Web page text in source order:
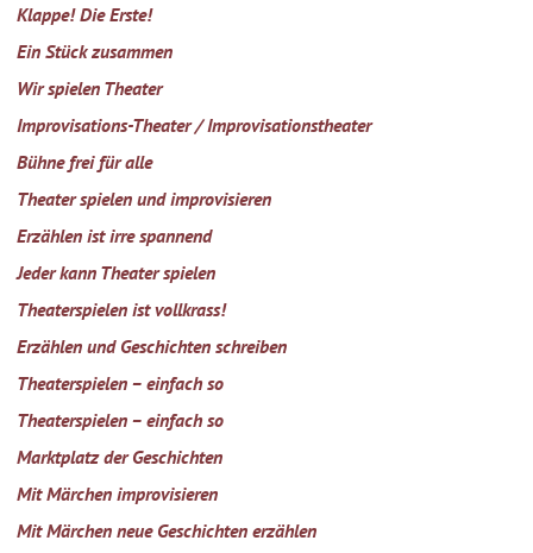
Klappe! Die Erste!
Ein Stück zusammen
Wir spielen Theater
Improvisations-Theater / Improvisationstheater
Bühne frei für alle
Theater spielen und improvisieren
Erzählen ist irre spannend
Jeder kann Theater spielen
Theaterspielen ist vollkrass!
Erzählen und Geschichten schreiben
Theaterspielen – einfach so
Theaterspielen – einfach so
Marktplatz der Geschichten
Mit Märchen improvisieren
Mit Märchen neue Geschichten erzählen